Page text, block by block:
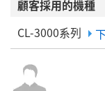
顧客採用的機種
CL-3000系列